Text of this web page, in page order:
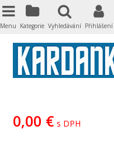
0,00 € s DPH
Menu Kategorie Vyhledávání Přihlášení